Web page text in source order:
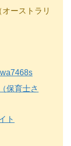
ーストラリ
保育士さ
ト